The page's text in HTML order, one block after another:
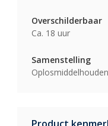
Overschilderbaar
Ca. 18 uur
Samenstelling